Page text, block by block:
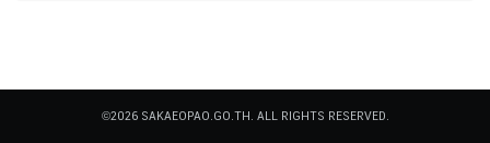
©2026 SAKAEOPAO.GO.TH. ALL RIGHTS RESERVED.